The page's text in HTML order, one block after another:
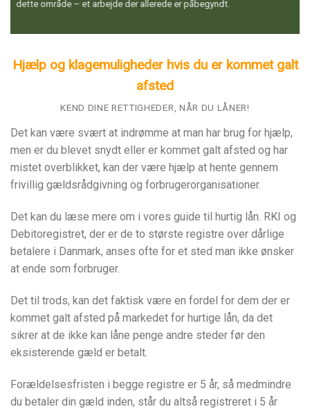
dette område – et arbejde der allerede er påbegyndt.
Hjælp og klagemuligheder hvis du er kommet galt
afsted
KEND DINE RETTIGHEDER, NÅR DU LÅNER!
Det kan være svært at indrømme at man har brug for hjælp,
men er du blevet snydt eller er kommet galt afsted og har
mistet overblikket, kan der være hjælp at hente gennem
frivillig gældsrådgivning og forbrugerorganisationer.
Det kan du læse mere om i vores guide til hurtig lån. RKI og
Debitoregistret, der er de to største registre over dårlige
betalere i Danmark, anses ofte for et sted man ikke ønsker
at ende som forbruger.
Det til trods, kan det faktisk være en fordel for dem der er
kommet galt afsted på markedet for hurtige lån, da det
sikrer at de ikke kan låne penge andre steder før den
eksisterende gæld er betalt.
Forældelsesfristen i begge registre er 5 år, så medmindre
du betaler din gæld inden, står du altså registreret i 5 år